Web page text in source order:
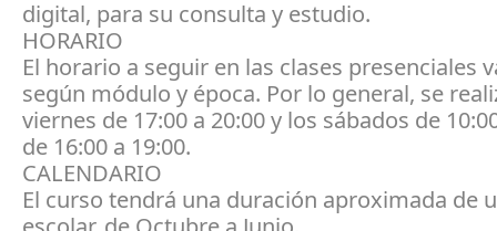
digital, para su consulta y estudio.
HORARIO
El horario a seguir en las clases presenciales
según módulo y época. Por lo general, se
viernes de 17:00 a 20:00 y los sábados de
de 16:00 a 19:00.
CALENDARIO
El curso tendrá una duración aproximada de